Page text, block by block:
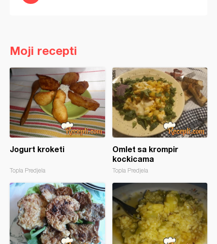
Moji recepti
Jogurt kroketi
Topla Predjela
Omlet sa krompir
kockicama
Topla Predjela